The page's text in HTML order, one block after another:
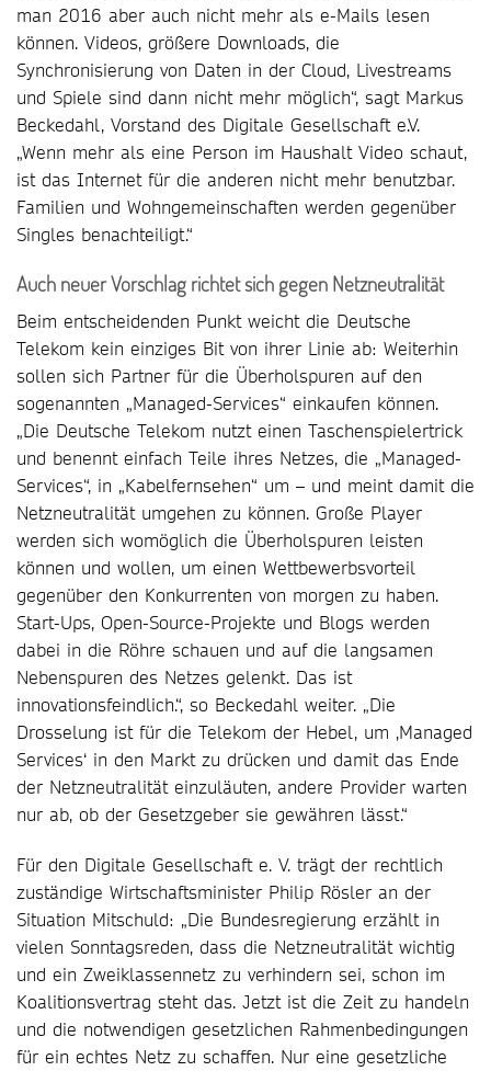
man 2016 aber auch nicht mehr als e-Mails lesen
können. Videos, größere Downloads, die
Synchronisierung von Daten in der Cloud, Livestreams
und Spiele sind dann nicht mehr möglich“, sagt Markus
Beckedahl, Vorstand des Digitale Gesellschaft e.V.
„Wenn mehr als eine Person im Haushalt Video schaut,
ist das Internet für die anderen nicht mehr benutzbar.
Familien und Wohngemeinschaften werden gegenüber
Singles benachteiligt.“
Auch neuer Vorschlag richtet sich gegen Netzneutralität
Beim entscheidenden Punkt weicht die Deutsche
Telekom kein einziges Bit von ihrer Linie ab: Weiterhin
sollen sich Partner für die Überholspuren auf den
sogenannten „Managed-Services“ einkaufen können.
„Die Deutsche Telekom nutzt einen Taschenspielertrick
und benennt einfach Teile ihres Netzes, die „Managed-
Services“, in „Kabelfernsehen“ um – und meint damit die
Netzneutralität umgehen zu können. Große Player
werden sich womöglich die Überholspuren leisten
können und wollen, um einen Wettbewerbsvorteil
gegenüber den Konkurrenten von morgen zu haben.
Start-Ups, Open-Source-Projekte und Blogs werden
dabei in die Röhre schauen und auf die langsamen
Nebenspuren des Netzes gelenkt. Das ist
innovationsfeindlich.“, so Beckedahl weiter. „Die
Drosselung ist für die Telekom der Hebel, um ‚Managed
Services‘ in den Markt zu drücken und damit das Ende
der Netzneutralität einzuläuten, andere Provider warten
nur ab, ob der Gesetzgeber sie gewähren lässt.“
Für den Digitale Gesellschaft e. V. trägt der rechtlich
zuständige Wirtschaftsminister Philip Rösler an der
Situation Mitschuld: „Die Bundesregierung erzählt in
vielen Sonntagsreden, dass die Netzneutralität wichtig
und ein Zweiklassennetz zu verhindern sei, schon im
Koalitionsvertrag steht das. Jetzt ist die Zeit zu handeln
und die notwendigen gesetzlichen Rahmenbedingungen
für ein echtes Netz zu schaffen. Nur eine gesetzliche